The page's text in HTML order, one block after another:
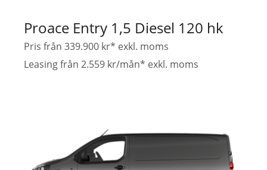
Proace Entry 1,5 Diesel 120 hk
Pris från 339.900 kr* exkl. moms
Leasing från 2.559 kr/mån* exkl. moms